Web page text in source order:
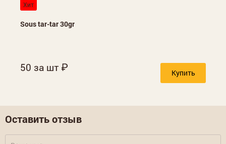
Хит
Sous tar-tar 30gr
50 за шт Купить
Оставить отзыв